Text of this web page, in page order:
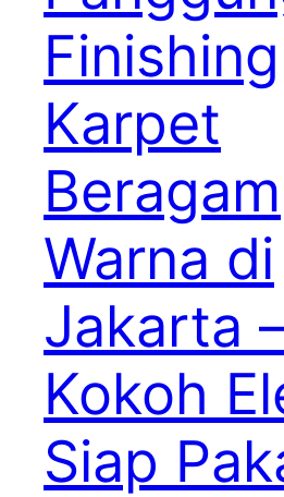
Finishing
Karpet
Beragam
Warna di
Jakarta
Kokoh
Siap